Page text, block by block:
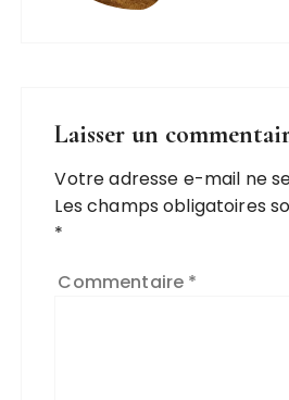
Laisser un
Votre adresse e-mail ne
Les champs obligatoires
*
Commentaire *